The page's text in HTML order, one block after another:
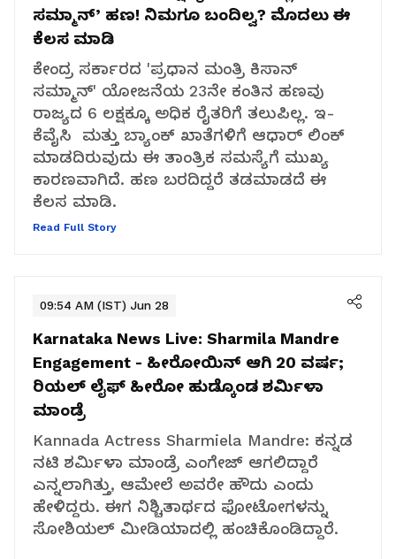
ಸಮ್ಮಾನ್‌’ ಹಣ! ನಿಮಗೂ ಬಂದಿಲ್ವ? ಮೊದಲು ಈ
ಕೆಲಸ ಮಾಡಿ
ಕೇಂದ್ರ ಸರ್ಕಾರದ 'ಪ್ರಧಾನ ಮಂತ್ರಿ ಕಿಸಾನ್
ಸಮ್ಮಾನ್' ಯೋಜನೆಯ 23ನೇ ಕಂತಿನ ಹಣವು
ರಾಜ್ಯದ 6 ಲಕ್ಷಕ್ಕೂ ಅಧಿಕ ರೈತರಿಗೆ ತಲುಪಿಲ್ಲ. ಇ-
ಕೆವೈಸಿ ಮತ್ತು ಬ್ಯಾಂಕ್ ಖಾತೆಗಳಿಗೆ ಆಧಾರ್ ಲಿಂಕ್
ಮಾಡದಿರುವುದು ಈ ತಾಂತ್ರಿಕ ಸಮಸ್ಯೆಗೆ ಮುಖ್ಯ
ಕಾರಣವಾಗಿದೆ. ಹಣ ಬರದಿದ್ದರೆ ತಡಮಾಡದೆ ಈ
ಕೆಲಸ ಮಾಡಿ.
Read Full Story
09:54 AM (IST) Jun 28
Karnataka News Live: Sharmila Mandre
Engagement - ಹೀರೋಯಿನ್‌ ಆಗಿ 20 ವರ್ಷ;
ರಿಯಲ್‌ ಲೈಫ್‌ ಹೀರೋ ಹುಡ್ಕೊಂಡ ಶರ್ಮಿಳಾ
ಮಾಂಡ್ರೆ
Kannada Actress Sharmiela Mandre: ಕನ್ನಡ
ನಟಿ ಶರ್ಮಿಳಾ ಮಾಂಡ್ರೆ ಎಂಗೇಜ್‌ ಆಗಲಿದ್ದಾರೆ
ಎನ್ನಲಾಗಿತ್ತು, ಆಮೇಲೆ ಅವರೇ ಹೌದು ಎಂದು
ಹೇಳಿದ್ದರು. ಈಗ ನಿಶ್ಚಿತಾರ್ಥದ ಫೋಟೋಗಳನ್ನು
ಸೋಶಿಯಲ್‌ ಮೀಡಿಯಾದಲ್ಲಿ ಹಂಚಿಕೊಂಡಿದ್ದಾರೆ.